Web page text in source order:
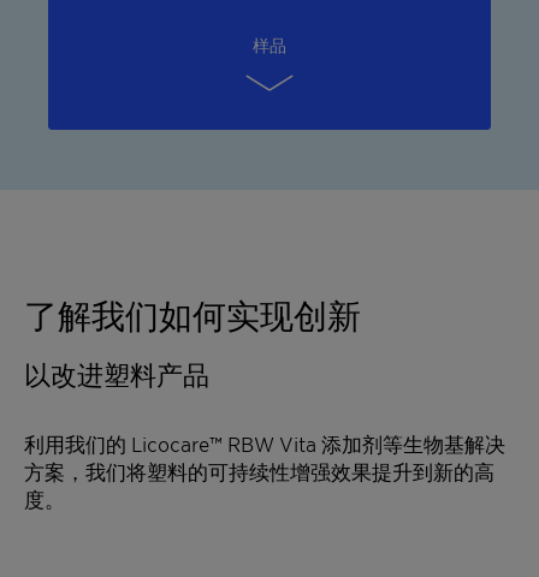
样品
了解我们如何实现创新
以改进塑料产品
利用我们的 Licocare™ RBW Vita 添加剂等生物基解决
方案，我们将塑料的可持续性增强效果提升到新的高
度。